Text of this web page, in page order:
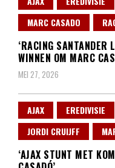
MARC CASADO
‘RACING SANTANDER
WINNEN OM MARC
MEI 27, 2026
AJAX EREDIVISIE
JORDI CRUIJFF
‘AJAX STUNT MET